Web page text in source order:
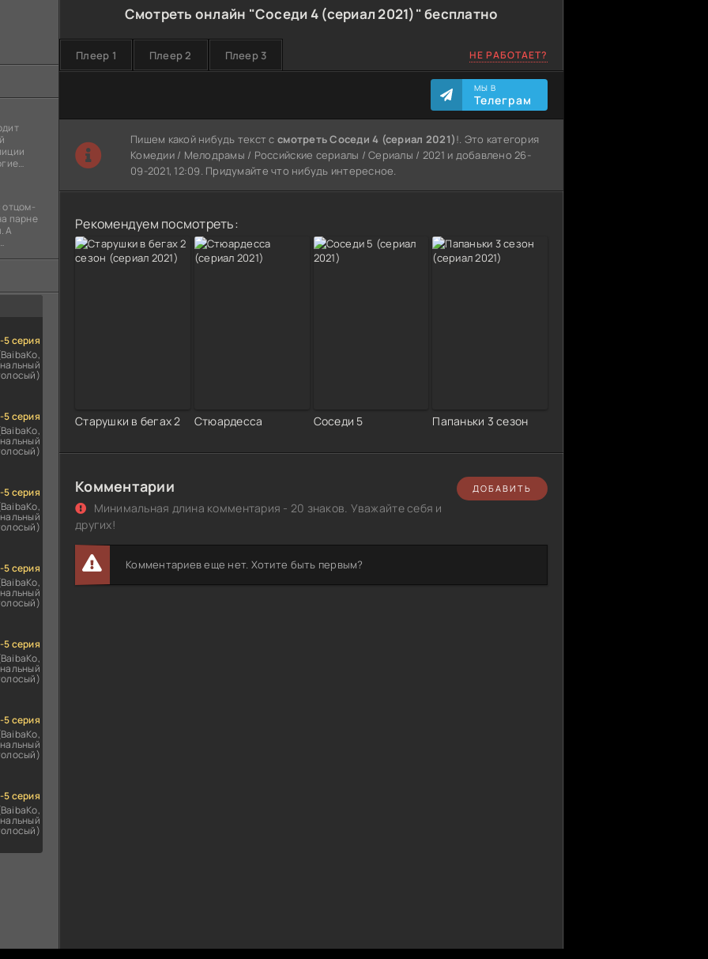
отцом-
парне
А
5 серия
5 серия
5 серия
5 серия
5 серия
5 серия
5 серия
Смотреть онлайн "Соседи 4 (сериал 2021)" бесплатно
Плеер 1 Плеер 2 Плеер 3 НЕ РАБОТАЕТ?
МЫ В
Телеграм
Пишем какой нибудь текст ссмотреть Соседи 4 (сериал 2021)!. Это категория
Комедии / Мелодрамы / Российские сериалы / Сериалы / 2021 и добавлено 26-
09-2021, 12:09. Придумайте что нибудь интересное.
Рекомендуем посмотреть:
Старушки в бегах 2 Стюардесса Соседи 5 Папаньки 3 сезон
Комментарии
Минимальная длина комментария - 20 знаков. Уважайте себя и
других!
ДОБАВИТЬ
Комментариев еще нет. Хотите быть первым?